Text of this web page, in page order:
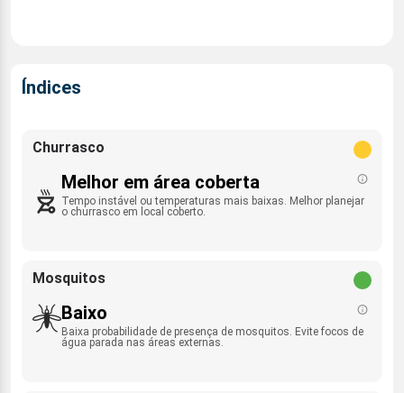
Índices
Churrasco
Melhor em área coberta
Tempo instável ou temperaturas mais baixas. Melhor planejar
o churrasco em local coberto.
Mosquitos
Baixo
Baixa probabilidade de presença de mosquitos. Evite focos de
água parada nas áreas externas.